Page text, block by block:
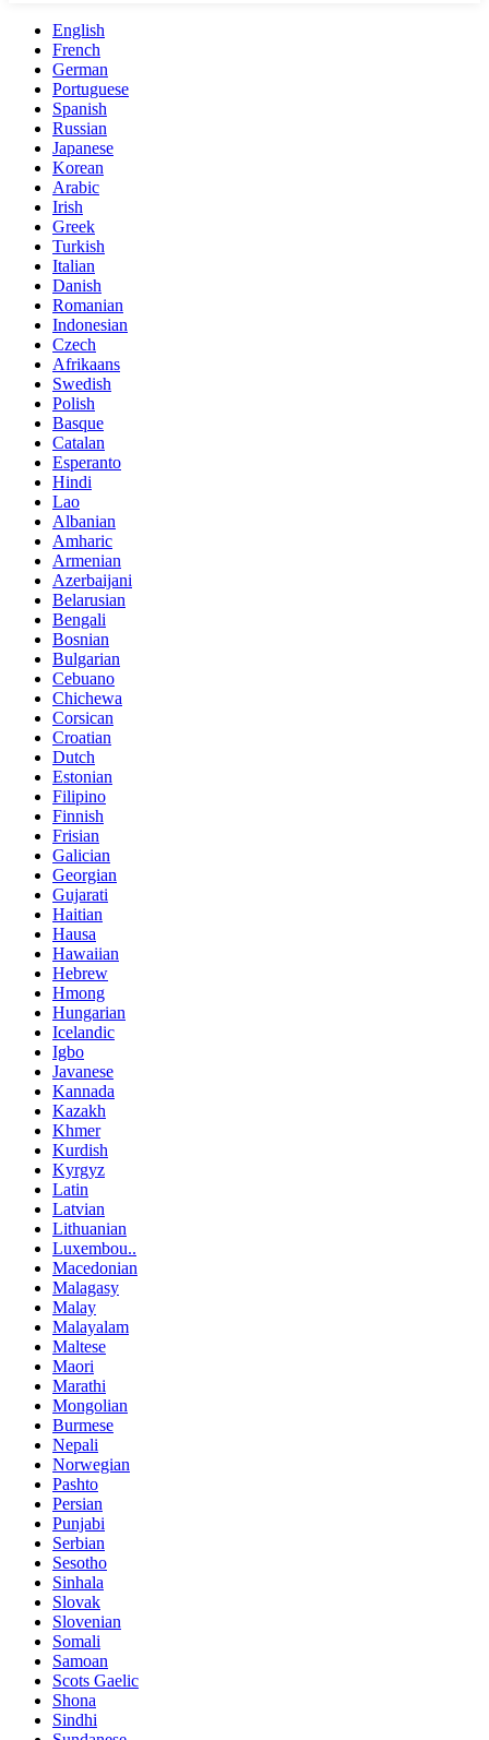
English
French
German
Portuguese
Spanish
Russian
Japanese
Korean
Arabic
Irish
Greek
Turkish
Italian
Danish
Romanian
Indonesian
Czech
Afrikaans
Swedish
Polish
Basque
Catalan
Esperanto
Hindi
Lao
Albanian
Amharic
Armenian
Azerbaijani
Belarusian
Bengali
Bosnian
Bulgarian
Cebuano
Chichewa
Corsican
Croatian
Dutch
Estonian
Filipino
Finnish
Frisian
Galician
Georgian
Gujarati
Haitian
Hausa
Hawaiian
Hebrew
Hmong
Hungarian
Icelandic
Igbo
Javanese
Kannada
Kazakh
Khmer
Kurdish
Kyrgyz
Latin
Latvian
Lithuanian
Luxembou..
Macedonian
Malagasy
Malay
Malayalam
Maltese
Maori
Marathi
Mongolian
Burmese
Nepali
Norwegian
Pashto
Persian
Punjabi
Serbian
Sesotho
Sinhala
Slovak
Slovenian
Somali
Samoan
Scots Gaelic
Shona
Sindhi